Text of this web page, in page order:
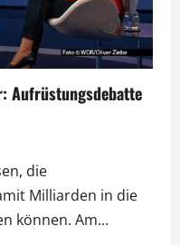
Aufrüstungsdebatte
die
Milliarden in die
können. Am...